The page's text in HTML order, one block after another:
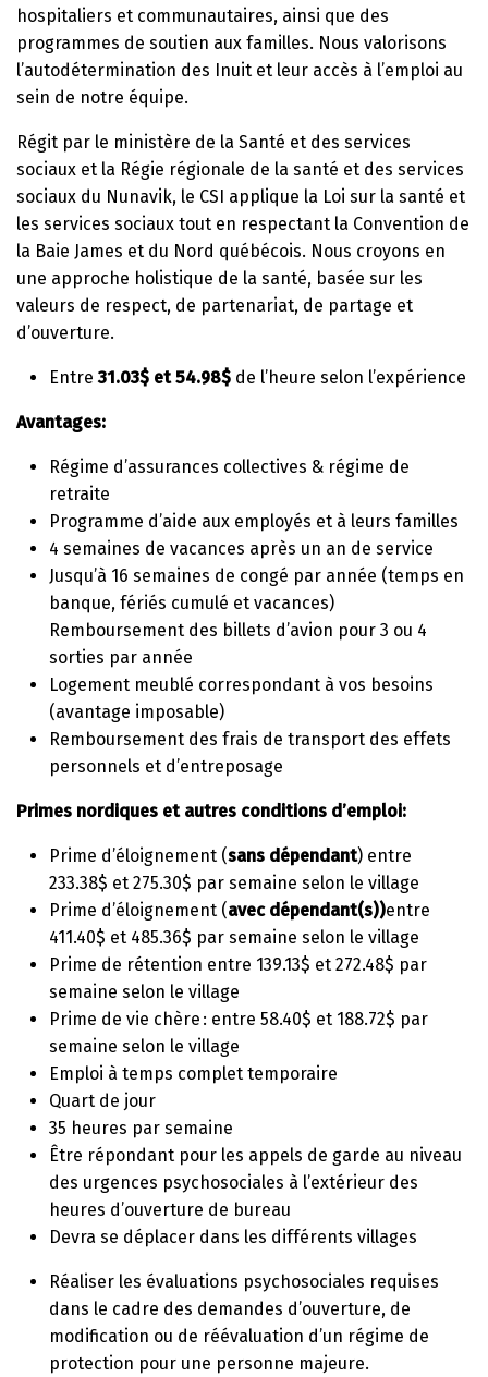
hospitaliers et communautaires, ainsi que des
programmes de soutien aux familles. Nous valorisons
l’autodétermination des Inuit et leur accès à l’emploi au
sein de notre équipe.
Régit par le ministère de la Santé et des services
sociaux et la Régie régionale de la santé et des services
sociaux du Nunavik, le CSI applique la Loi sur la santé et
les services sociaux tout en respectant la Convention de
la Baie James et du Nord québécois. Nous croyons en
une approche holistique de la santé, basée sur les
valeurs de respect, de partenariat, de partage et
d’ouverture.
Entre31.03$ et 54.98$ de l’heure selon l’expérience
Avantages:
Régime d’assurances collectives & régime de
retraite
Programme d’aide aux employés et à leurs familles
4 semaines de vacances après un an de service
Jusqu’à 16 semaines de congé par année (temps en
banque, fériés cumulé et vacances)
Remboursement des billets d’avion pour 3 ou 4
sorties par année
Logement meublé correspondant à vos besoins
(avantage imposable)
Remboursement des frais de transport des effets
personnels et d’entreposage
Primes nordiques et autres conditions d’emploi:
Prime d’éloignement (sans dépendant) entre
233.38$ et 275.30$ par semaine selon le village
Prime d’éloignement (avec dépendant(s))entre
411.40$ et 485.36$ par semaine selon le village
Prime de rétention entre 139.13$ et 272.48$ par
semaine selon le village
Prime de vie chère : entre 58.40$ et 188.72$ par
semaine selon le village
Emploi à temps complet temporaire
Quart de jour
35 heures par semaine
Être répondant pour les appels de garde au niveau
des urgences psychosociales à l’extérieur des
heures d’ouverture de bureau
Devra se déplacer dans les différents villages
Réaliser les évaluations psychosociales requises
dans le cadre des demandes d’ouverture, de
modification ou de réévaluation d’un régime de
protection pour une personne majeure.